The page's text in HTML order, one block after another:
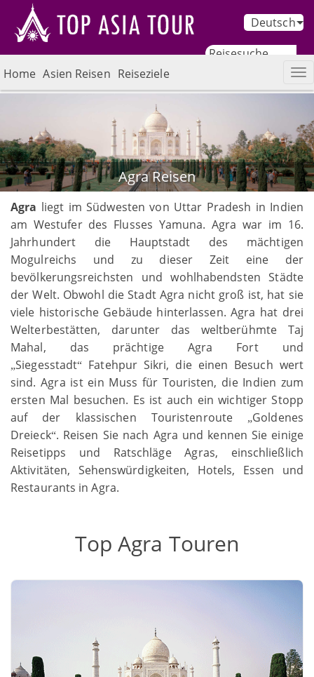
Deutsch
Home Asien Reisen Reiseziele
Agra Reisen
Agra liegt im Südwesten von Uttar Pradesh in Indien
am Westufer des Flusses Yamuna. Agra war im 16.
Jahrhundert die Hauptstadt des mächtigen
Mogulreichs und zu dieser Zeit eine der
bevölkerungsreichsten und wohlhabendsten Städte
der Welt. Obwohl die Stadt Agra nicht groß ist, hat sie
viele historische Gebäude hinterlassen. Agra hat drei
Welterbestätten, darunter das weltberühmte Taj
Mahal, das prächtige Agra Fort und
„Siegesstadt“ Fatehpur Sikri, die einen Besuch wert
sind. Agra ist ein Muss für Touristen, die Indien zum
ersten Mal besuchen. Es ist auch ein wichtiger Stopp
auf der klassischen Touristenroute
„Goldenes
Dreieck“. Reisen Sie nach Agra und kennen Sie einige
Reisetipps und Ratschläge Agras, einschließlich
Aktivitäten, Sehenswürdigkeiten, Hotels, Essen und
Restaurants in Agra.
Top Agra Touren